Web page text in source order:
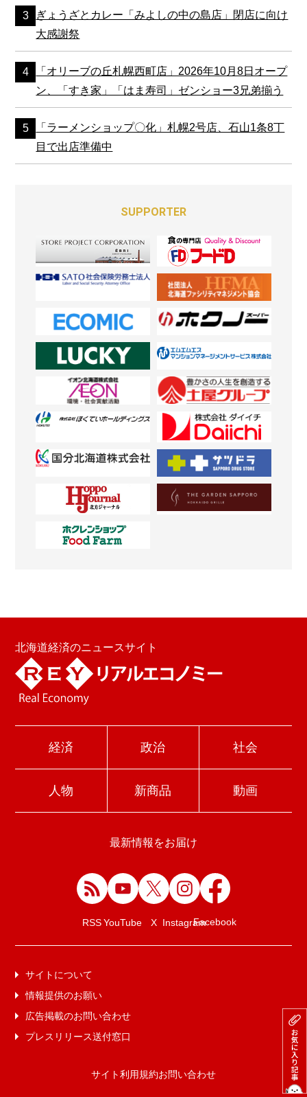
ぎょうざとカレー「みよしの中の島店」閉店に向け
大感謝祭
「オリーブの丘札幌西町店」2026年10月8日オープ
ン、「すき家」「はま寿司」ゼンショー3兄弟揃う
「ラーメンショップ〇化」札幌2号店、石山1条8丁
目で出店準備中
SUPPORTER
北海道経済のニュースサイト
経済 政治 社会
人物 新商品 動画
最新情報をお届け
RSSYouTube X InstagramFacebook
サイトについて
情報提供のお願い
広告掲載のお問い合わせ
プレスリリース送付窓口
サイト利用規約お問い合わせ